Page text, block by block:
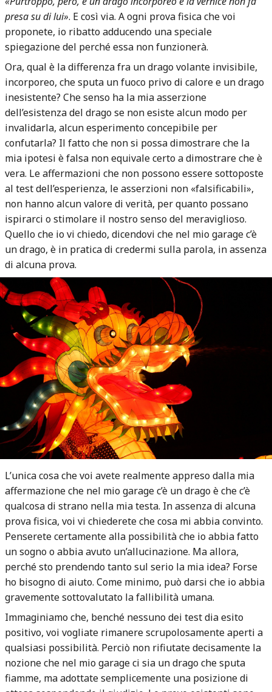
presa su di lui». E così via. A ogni prova fisica che voi
proponete, io ribatto adducendo una speciale
spiegazione del perché essa non funzionerà.
Ora, qual è la differenza fra un drago volante invisibile,
incorporeo, che sputa un fuoco privo di calore e un drago
inesistente? Che senso ha la mia asserzione
dell’esistenza del drago se non esiste alcun modo per
invalidarla, alcun esperimento concepibile per
confutarla? Il fatto che non si possa dimostrare che la
mia ipotesi è falsa non equivale certo a dimostrare che è
vera. Le affermazioni che non possono essere sottoposte
al test dell’esperienza, le asserzioni non «falsificabili»,
non hanno alcun valore di verità, per quanto possano
ispirarci o stimolare il nostro senso del meraviglioso.
Quello che io vi chiedo, dicendovi che nel mio garage c’è
un drago, è in pratica di credermi sulla parola, in assenza
di alcuna prova.
L’unica cosa che voi avete realmente appreso dalla mia
affermazione che nel mio garage c’è un drago è che c’è
qualcosa di strano nella mia testa. In assenza di alcuna
prova fisica, voi vi chiederete che cosa mi abbia convinto.
Penserete certamente alla possibilità che io abbia fatto
un sogno o abbia avuto un’allucinazione. Ma allora,
perché sto prendendo tanto sul serio la mia idea? Forse
ho bisogno di aiuto. Come minimo, può darsi che io abbia
gravemente sottovalutato la fallibilità umana.
Immaginiamo che, benché nessuno dei test dia esito
positivo, voi vogliate rimanere scrupolosamente aperti a
qualsiasi possibilità. Perciò non rifiutate decisamente la
nozione che nel mio garage ci sia un drago che sputa
fiamme, ma adottate semplicemente una posizione di